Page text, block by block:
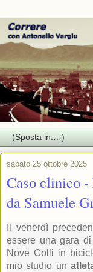
sabato 25 ottobre 2025
Caso clinico
da Samuele
Il venerdì
essere una gara
Nove Colli in
mio studio un